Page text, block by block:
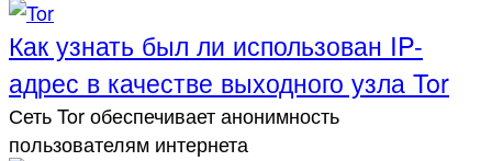
Как узнать был ли использован IP-
адрес в качестве выходного узла Tor
Сеть Tor обеспечивает анонимность
пользователям интернета